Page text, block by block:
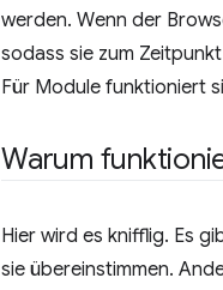
werden. Wenn der
sodass sie zum
Für Module funktioniert
Warum
Hier wird es knifflig. Es
sie übereinstimmen.